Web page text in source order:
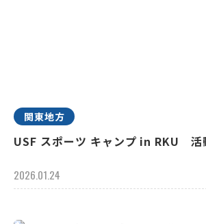
関東地方
USF スポーツ キャンプ in RKU 活
2026.01.24